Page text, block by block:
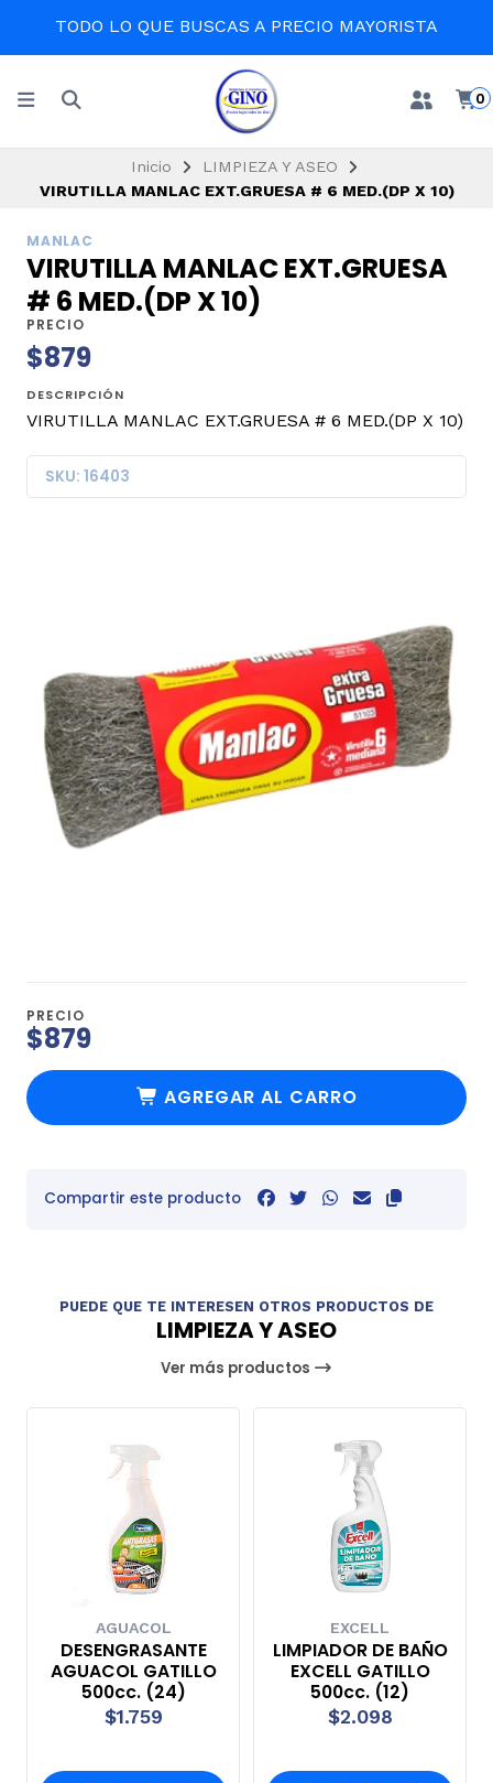
TODO LO QUE BUSCAS A PRECIO MAYORISTA
0
Inicio
LIMPIEZA Y ASEO
VIRUTILLA MANLAC EXT.GRUESA # 6 MED.(DP X 10)
MANLAC
VIRUTILLA MANLAC EXT.GRUESA
# 6 MED.(DP X 10)
PRECIO
$879
DESCRIPCIÓN
VIRUTILLA MANLAC EXT.GRUESA # 6 MED.(DP X 10)
SKU: 16403
PRECIO
$879
AGREGAR AL CARRO
Compartir este producto
PUEDE QUE TE INTERESEN OTROS PRODUCTOS DE
LIMPIEZA Y ASEO
Ver más productos
AGUACOL
DESENGRASANTE
AGUACOL GATILLO
500cc. (24)
$1.759
EXCELL
LIMPIADOR DE BAÑO
EXCELL GATILLO
500cc. (12)
$2.098